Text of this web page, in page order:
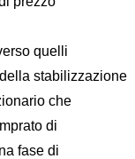
quelli
stabilizzazione
che
di
fase di